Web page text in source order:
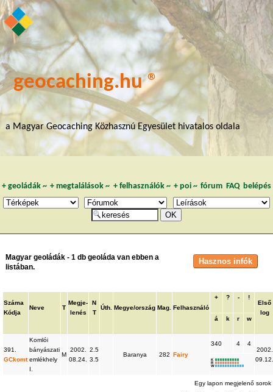
geocaching.hu ®
a Magyar Geocaching Közhasznú Egyesület hivatalos oldala
+ geoládák~ +megtalálások ~ + felhasználók~ + poi~ fórum FAQ belépés
Magyar geoládák - 1 db geoláda van ebben a
listában.
Száma
Kódja
Neve T
Megje-
lenés
N
T
Úth. Megye/ország Mag. Felhasználó
+ ? -
!
Első
log
á
k r w
391.
GCkomt
Komlói
bányászati
emlékhely
I.
M
2002.
08.24.
2.5
3.5
Baranya 282 Fairy
340 4
4
2002.
K
R
W
Egy lapon megjelenő